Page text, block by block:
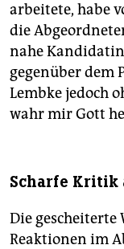
arbeitete, habe
die
nahe
gegenüber dem
Lembke jedoch
wahr mir Gott
Scharfe Kritik
Die
Reaktionen im